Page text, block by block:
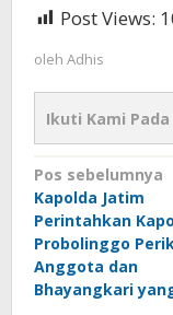
Post Views:
oleh Adhis
Ikuti Kami Pada
Navigasi
pos
Pos sebelumnya
Kapolda Jatim
Perintahkan
Probolinggo
Anggota dan
Bhayangkari